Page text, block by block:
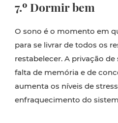
7.º Dormir bem
O sono é o momento em
para se livrar de todos os
restabelecer. A privação
falta de memória e de
aumenta os níveis de
enfraquecimento do